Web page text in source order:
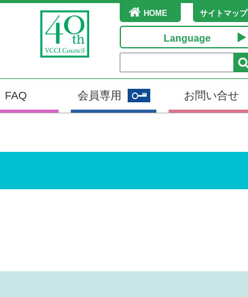
HOME サイトマップ
Language
Japanese
English
Chinese (Simplified)
Chinese (Traditional)
Korean
FAQ 会員専用 お問い合せ